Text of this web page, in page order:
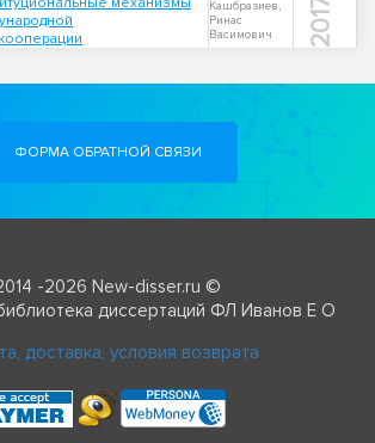
Кашбразиев,
Ринас
Васимович
2017
ФОРМА ОБРАТНОЙ СВЯЗИ
-2026 New-disser.ru ©
диссертаций ФЛ Иванов Е О
доставка, условия возврата